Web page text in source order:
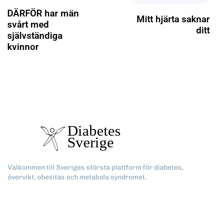
DÄRFÖR har män
svårt med
självständiga
kvinnor
Mitt hjärta saknar
ditt
Välkommen till Sveriges största plattform för diabetes,
övervikt, obesitas och metabola syndromet.